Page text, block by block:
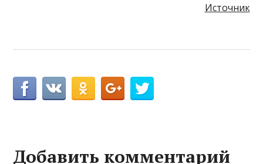
Источник
Добавить комментарий